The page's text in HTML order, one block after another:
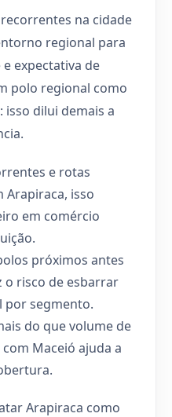
na cidade
regional para
expectativa de
polo regional como
isso dilui demais a
e rotas
Arapiraca, isso
em comércio
próximos antes
o risco de esbarrar
por segmento.
do que volume de
Maceió ajuda a
Arapiraca como